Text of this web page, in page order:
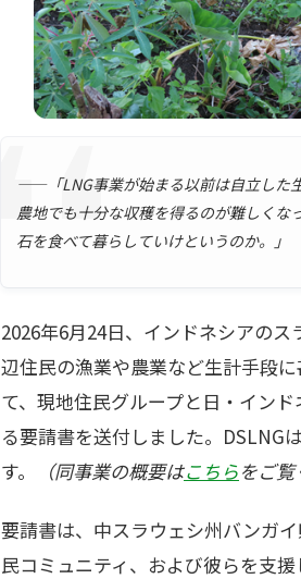
――「LNG事業が始まる以前は自立した
農地でも十分な収穫を得るのが難しくな
石を食べて暮らしていけというのか。」
2026年6月24日、インドネシアの
辺住民の漁業や農業など生計手段
て、現地住民グループと日・イン
る要請書を送付しました。DSLNG
す。
（同事業の概要はこちらをご覧
要請書は、中スラウェシ州バンガ
民コミュニティ、および彼らを支